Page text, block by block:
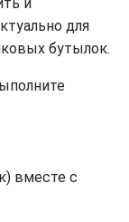
для
бутылок.
вместе с